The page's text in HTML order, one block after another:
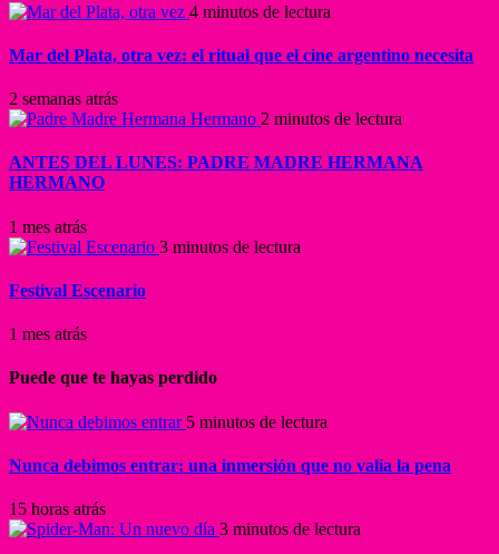
4 minutos de lectura
Mar del Plata, otra vez: el ritual que el cine argentino necesita
2 semanas atrás
2 minutos de lectura
ANTES DEL LUNES: PADRE MADRE HERMANA
HERMANO
1 mes atrás
3 minutos de lectura
Festival Escenario
1 mes atrás
Puede que te hayas perdido
5 minutos de lectura
Nunca debimos entrar: una inmersión que no valía la pena
15 horas atrás
3 minutos de lectura